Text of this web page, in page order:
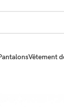
Vêtement